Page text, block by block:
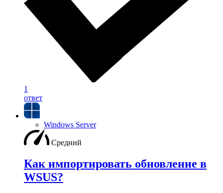
1
ответ
Windows Server
Средний
Как импортировать обновление в
WSUS?